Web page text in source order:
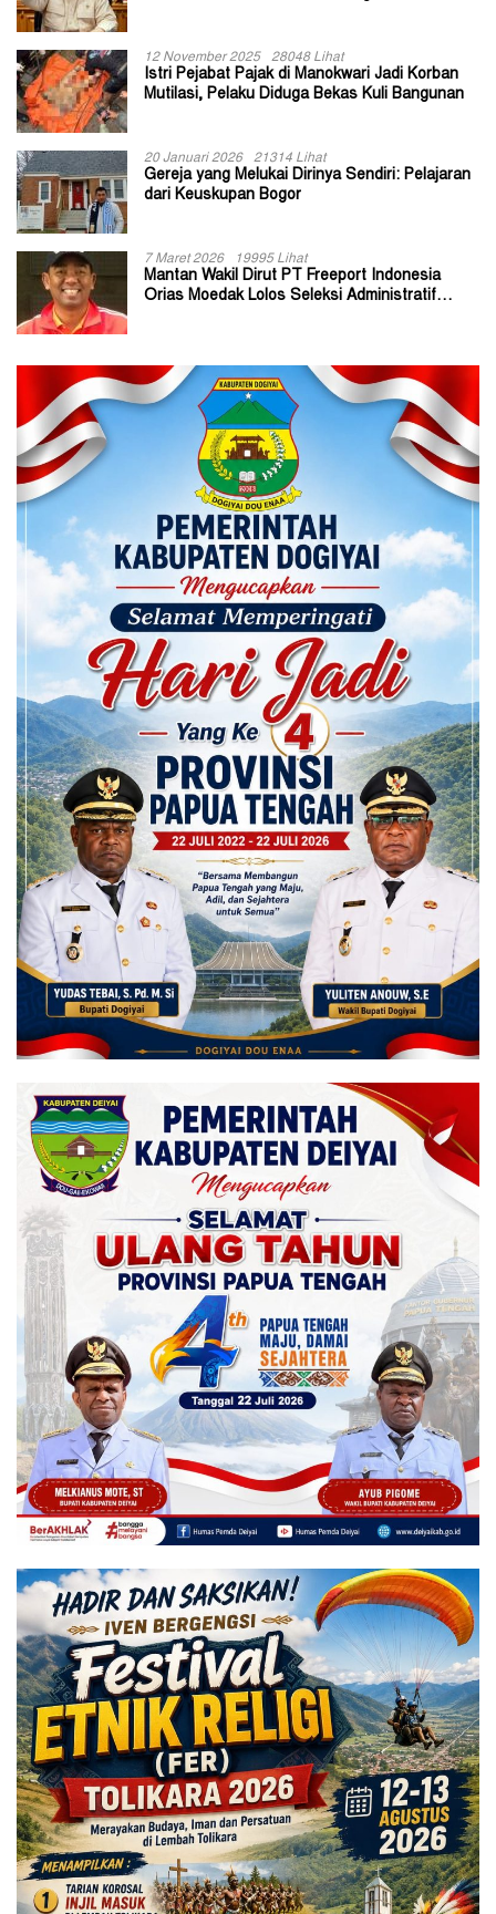
12 November 2025 28048 Lihat
Istri Pejabat Pajak di Manokwari Jadi Korban
Mutilasi, Pelaku Diduga Bekas Kuli Bangunan
20 Januari 2026 21314 Lihat
Gereja yang Melukai Dirinya Sendiri: Pelajaran
dari Keuskupan Bogor
7 Maret 2026 19995 Lihat
Mantan Wakil Dirut PT Freeport Indonesia
Orias Moedak Lolos Seleksi Administratif